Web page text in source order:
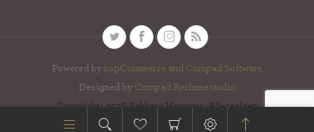
Powered by nopCommerce and Compad Software
Designed by Compad Reclamestudio
Copyright ; 2026 Bakkerij Hermans. Alle rechten
voorbehouden.